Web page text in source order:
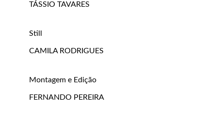
TÁSSIO TAVARES
Still
CAMILA RODRIGUES
Montagem e Edição
FERNANDO PEREIRA